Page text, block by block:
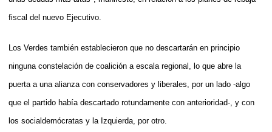
fiscal del nuevo Ejecutivo.
Los Verdes también establecieron que no descartarán en principio
ninguna constelación de coalición a escala regional, lo que abre la
puerta a una alianza con conservadores y liberales, por un lado -algo
que el partido había descartado rotundamente con anterioridad-, y con
los socialdemócratas y la Izquierda, por otro.